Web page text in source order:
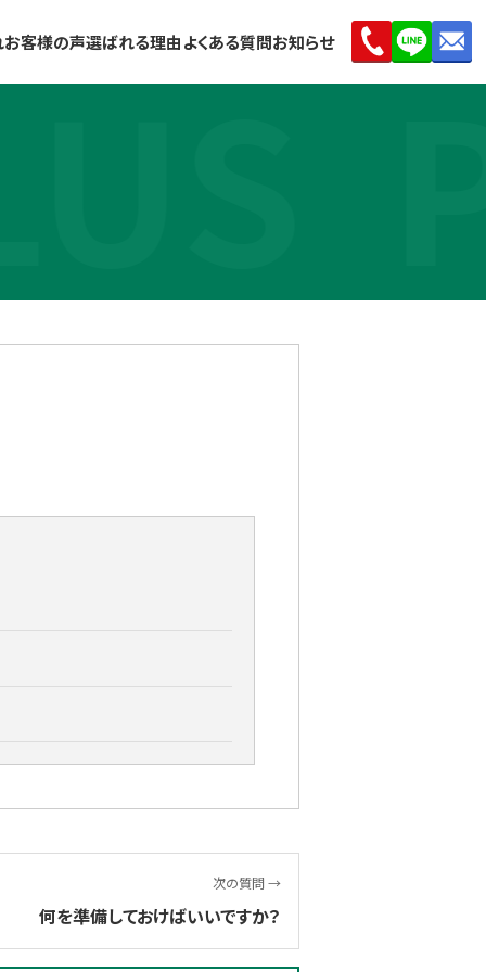
お客様の声選ばれる理由よくある質問お知らせ
次の質問 →
何を準備しておけばいいですか？